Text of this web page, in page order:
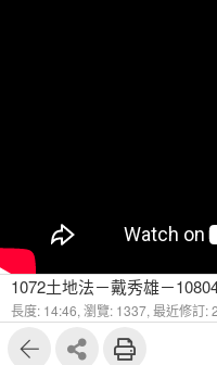
1072土地法－戴秀雄－
長度: 14:46, 瀏覽: 1337, 最近修訂: